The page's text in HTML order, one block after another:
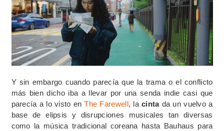
Y sin embargo cuando parecía que la trama o el conflicto
más bien dicho iba a llevar por una senda indie casi que
parecía a lo visto enThe Farewell, lacintada un vuelvo a
base de elipsis y disrupciones musicales tan diversas
como la música tradicional coreana hasta Bauhaus para